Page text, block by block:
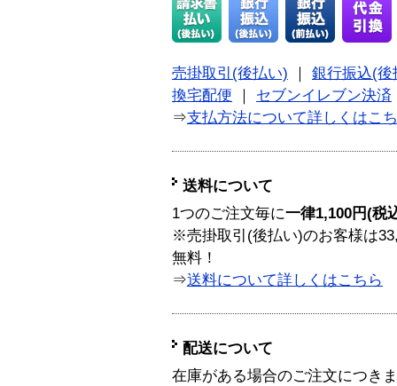
売掛取引(後払い)
銀行振込(後
換宅配便
セブンイレブン決済
⇒支払方法について詳しくはこ
送料について
1つのご注文毎に一律1,100円(税
※売掛取引(後払い)のお客様は
無料！
⇒送料について詳しくはこちら
配送について
在庫がある場合のご注文につき